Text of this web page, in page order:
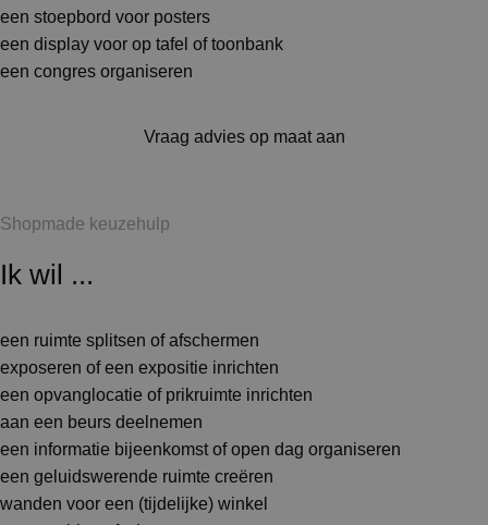
een stoepbord voor posters
een display voor op tafel of toonbank
een congres organiseren
Vraag advies op maat aan
Shopmade keuzehulp
Ik wil ...
een ruimte splitsen of afschermen
exposeren of een expositie inrichten
een opvanglocatie of prikruimte inrichten
aan een beurs deelnemen
een informatie bijeenkomst of open dag organiseren
een geluidswerende ruimte creëren
wanden voor een (tijdelijke) winkel